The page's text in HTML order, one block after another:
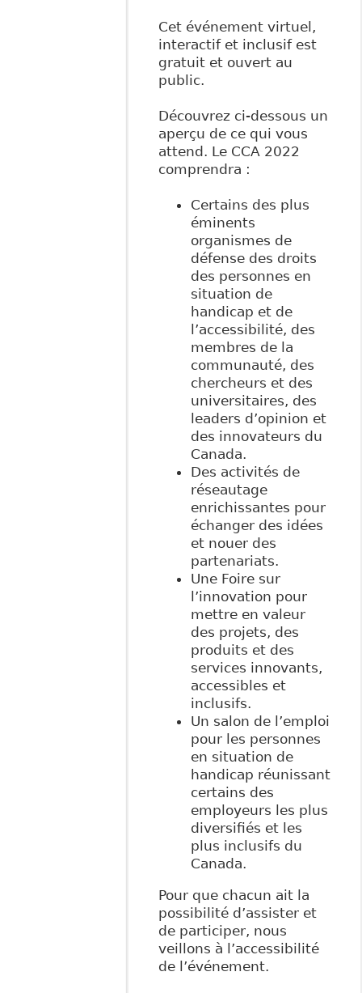
Cet événement virtuel,
interactif et inclusif est
gratuit et ouvert au
public.
Découvrez ci-dessous un
aperçu de ce qui vous
attend. Le CCA 2022
comprendra :
Certains des plus
éminents
organismes de
défense des droits
des personnes en
situation de
handicap et de
l’accessibilité, des
membres de la
communauté, des
chercheurs et des
universitaires, des
leaders d’opinion et
des innovateurs du
Canada.
Des activités de
réseautage
enrichissantes pour
échanger des idées
et nouer des
partenariats.
Une Foire sur
l’innovation pour
mettre en valeur
des projets, des
produits et des
services innovants,
accessibles et
inclusifs.
Un salon de l’emploi
pour les personnes
en situation de
handicap réunissant
certains des
employeurs les plus
diversifiés et les
plus inclusifs du
Canada.
Pour que chacun ait la
possibilité d’assister et
de participer, nous
veillons à l’accessibilité
de l’événement.